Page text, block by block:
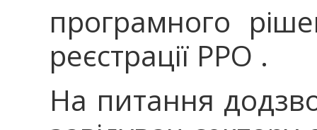
програмного
реєстрації РРО .
На питання